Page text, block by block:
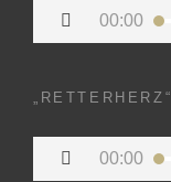
Audio-
00:00
„RETTERHERZ“
Audio-
00:00